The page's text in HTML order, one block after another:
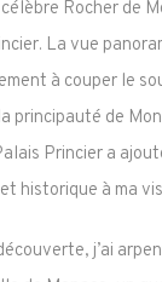
Rocher de
La vue
à couper le
principauté de
Princier a
historique à ma
j’ai